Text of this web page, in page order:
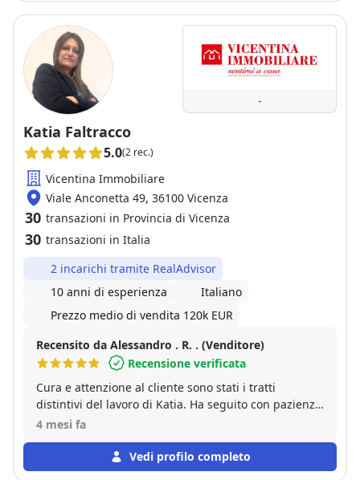
-
Katia Faltracco
5.0(2 rec.)
Vicentina Immobiliare
Viale Anconetta 49, 36100 Vicenza
30 transazioni in Provincia di Vicenza
30 transazioni in Italia
2 incarichi tramite RealAdvisor
10 anni di esperienza
Italiano
Prezzo medio di vendita 120k EUR
Recensito da Alessandro . R. . (Venditore)
Recensione verificata
Cura e attenzione al cliente sono stati i tratti
distintivi del lavoro di Katia. Ha seguito con pazienza
e competenza tutte le fasi della vendita portandoci
4 mesi fa
Vedi profilo completo